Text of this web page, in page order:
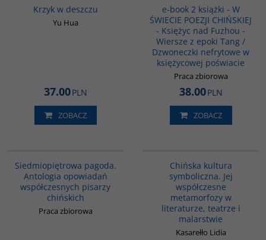
Krzyk w deszczu
Yu Hua
37.00PLN
ZOBACZ
e-book 2 książki - W
ŚWIECIE POEZJI CHIŃSKIEJ
- Księżyc nad Fuzhou -
Wiersze z epoki Tang /
Dzwoneczki nefrytowe w
księżycowej poświacie
Praca zbiorowa
38.00PLN
ZOBACZ
Siedmiopiętrowa pagoda.
Antologia opowiadań
współczesnych pisarzy
chińskich
Praca zbiorowa
Chińska kultura
symboliczna. Jej
współczesne
metamorfozy w
literaturze, teatrze i
malarstwie
Kasarełło Lidia